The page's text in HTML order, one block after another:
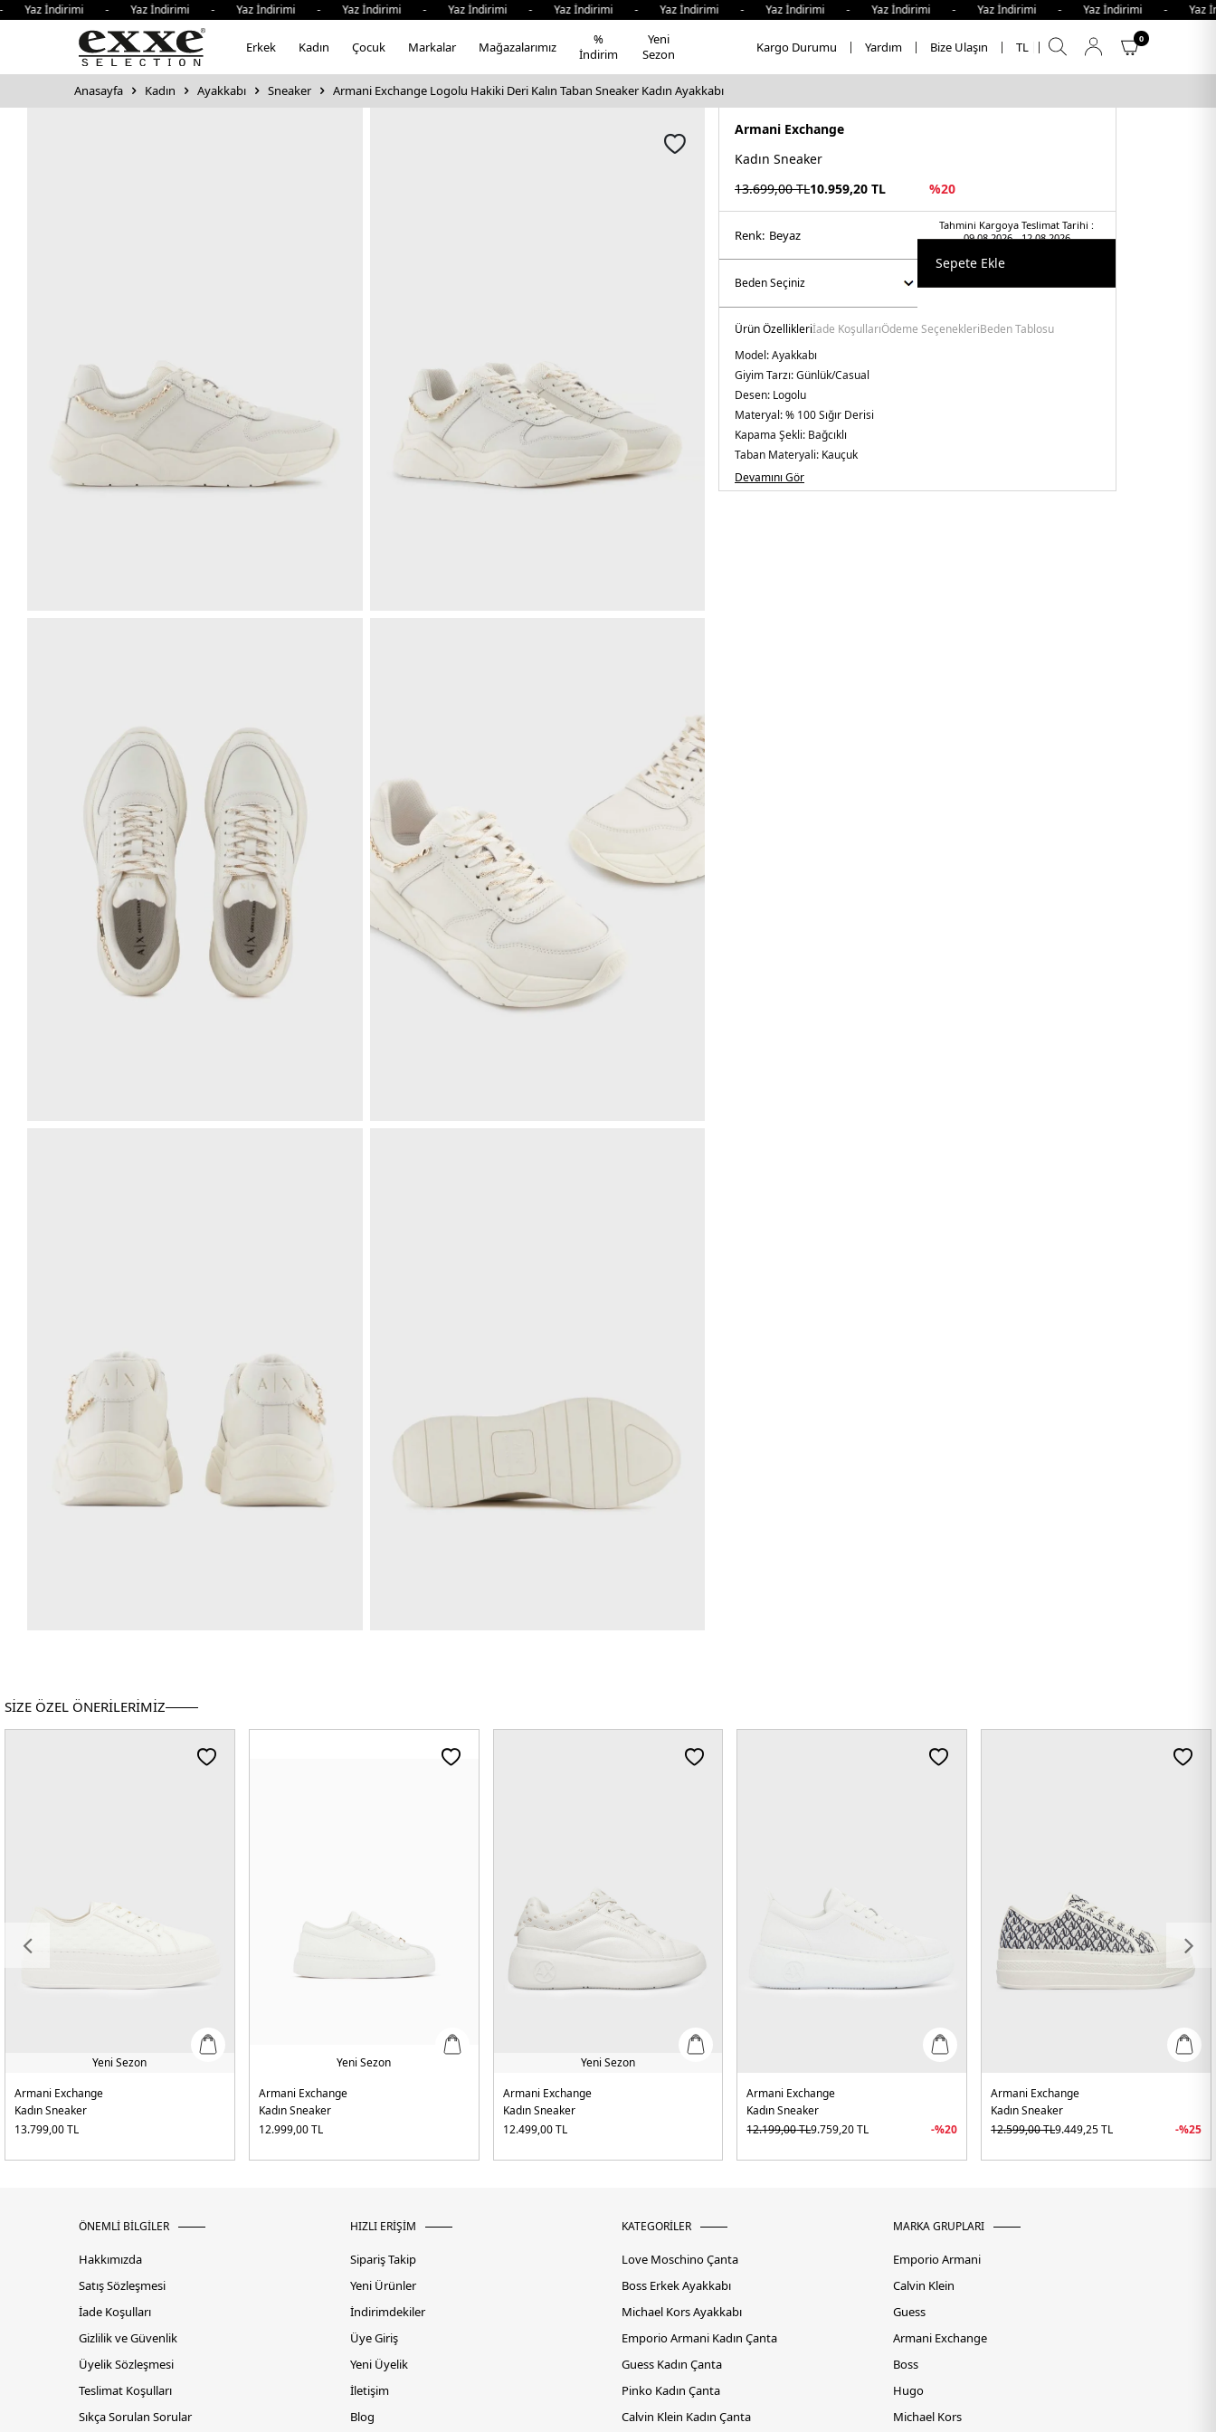
İndirimi - Yaz İndirimi - Yaz İndirimi - Yaz İndirimi - Yaz İndirimi - Yaz İndirimi - Yaz İndirimi - Yaz İndirimi - Yaz İndirimi - Yaz İndirimi - Yaz İndirimi -
Erkek Kadın Çocuk Markalar Mağazalarımız
%
İndirim
Yeni
Sezon
Kargo Durumu Yardım Bize Ulaşın TL
0
Anasayfa Kadın Ayakkabı Sneaker Armani Exchange Logolu Hakiki Deri Kalın Taban Sneaker Kadın Ayakkabı
Armani Exchange
Kadın Sneaker
13.699,00TL10.959,20 TL %20
Tahmini Kargoya Teslimat Tarihi :
09.08.2026 - 12.08.2026
Renk: beyaz
Sepete Ekle
Ürün Özellikleriİade KoşullarıÖdeme SeçenekleriBeden Tablosu
Model:Ayakkabı
Giyim Tarzı:Günlük/Casual
Desen: Logolu
Materyal:% 100 Sığır Derisi
Kapama Şekli: Bağcıklı
Taban Materyali: Kauçuk
Burun Tipi:Yuvarlak
Menşei:Endonezya
Devamını Gör
SİZE ÖZEL ÖNERİLERİMİZ
Yeni Sezon
Armani Exchange
Kadın Sneaker
13.799,00TL
Yeni Sezon
Armani Exchange
Kadın Sneaker
12.999,00TL
Yeni Sezon
Armani Exchange
Kadın Sneaker
12.499,00TL
Armani Exchange
Kadın Sneaker
12.199,00TL9.759,20TL -%20
Armani Exchange
Kadın Sneaker
12.599,00TL9.449,25TL -%25
ÖNEMLİ BİLGİLER
Hakkımızda
Satış Sözleşmesi
İade Koşulları
Gizlilik ve Güvenlik
Üyelik Sözleşmesi
Teslimat Koşulları
Sıkça Sorulan Sorular
HIZLI ERİŞİM
Sipariş Takip
Yeni Ürünler
İndirimdekiler
Üye Giriş
Yeni Üyelik
İletişim
Blog
KATEGORİLER
Love Moschino Çanta
Boss Erkek Ayakkabı
Michael Kors Ayakkabı
Emporio Armani Kadın Çanta
Guess Kadın Çanta
Pinko Kadın Çanta
Calvin Klein Kadın Çanta
MARKA GRUPLARI
Emporio Armani
Calvin Klein
Guess
Armani Exchange
Boss
Hugo
Michael Kors